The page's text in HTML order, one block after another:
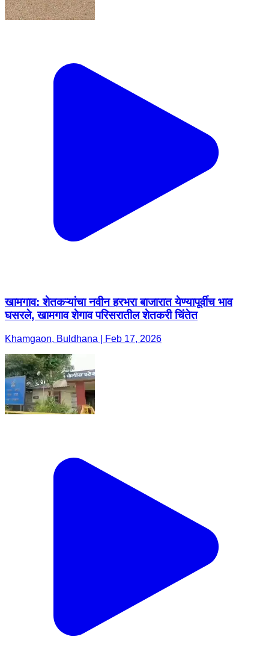
खामगाव: शेतकऱ्यांचा नवीन हरभरा बाजारात येण्यापूर्वीच भाव
घसरले, खामगाव शेगाव परिसरातील शेतकरी चिंतेत
Khamgaon, Buldhana | Feb 17, 2026